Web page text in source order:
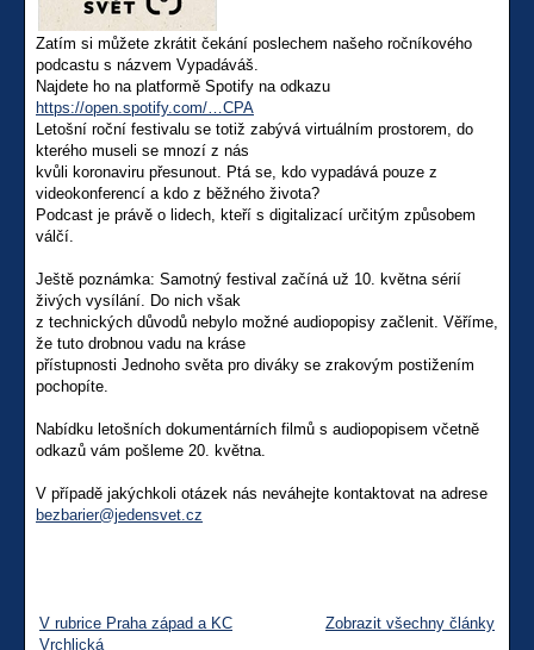
Zatím si můžete zkrátit čekání poslechem našeho ročníkového
podcastu s názvem Vypadáváš.
Najdete ho na platformě Spotify na odkazu
https://open.spotify.com/…CPA
Letošní roční festivalu se totiž zabývá virtuálním prostorem, do
kterého museli se mnozí z nás
kvůli koronaviru přesunout. Ptá se, kdo vypadává pouze z
videokonferencí a kdo z běžného života?
Podcast je právě o lidech, kteří s digitalizací určitým způsobem
válčí.
Ještě poznámka: Samotný festival začíná už 10. května sérií
živých vysílání. Do nich však
z technických důvodů nebylo možné audiopopisy začlenit. Věříme,
že tuto drobnou vadu na kráse
přístupnosti Jednoho světa pro diváky se zrakovým postižením
pochopíte.
Nabídku letošních dokumentárních filmů s audiopopisem včetně
odkazů vám pošleme 20. května.
V případě jakýchkoli otázek nás neváhejte kontaktovat na adrese
bezbarier@jedensvet.cz
V rubrice Praha západ a KC
Vrchlická
Zobrazit všechny články